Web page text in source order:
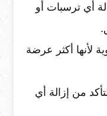
أي ترسبات أو
لأنها أكثر عرضة
من إزالة أي